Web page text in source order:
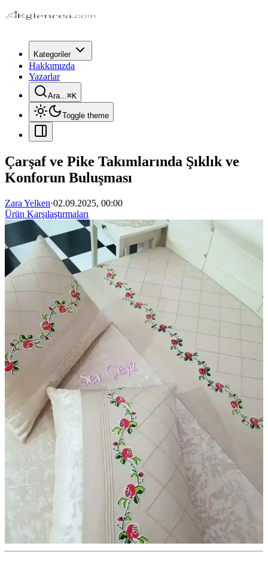
Kategoriler
Hakkımızda
Yazarlar
Ara...⌘K
Toggle theme
Çarşaf ve Pike Takımlarında Şıklık ve
Konforun Buluşması
Zara Yelken·02.09.2025, 00:00
Ürün Karşılaştırmaları